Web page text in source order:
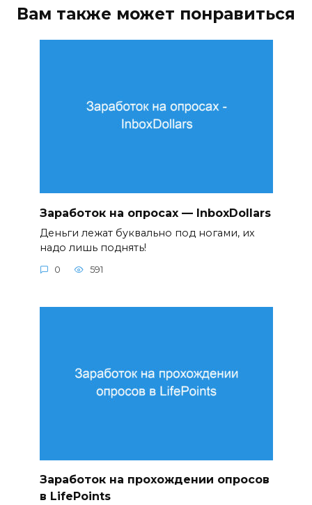
Вам также может понравиться
Заработок на опросах — InboxDollars
Деньги лежат буквально под ногами, их
надо лишь поднять!
0 591
Заработок на прохождении опросов
в LifePoints